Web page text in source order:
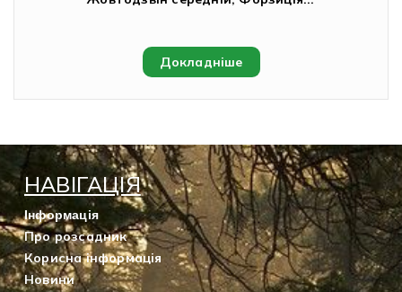
Докладніше
НАВІГАЦІЯ
Інформація
Про розсадник
Корисна інформація
Новини